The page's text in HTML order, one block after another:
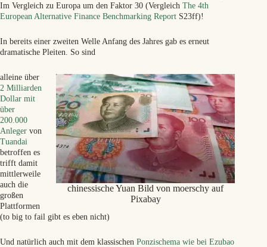
Im Vergleich zu Europa um den Faktor 30 (Vergleich The 4th
European Alternative Finance Benchmarking Report S23ff)!
In bereits einer zweiten Welle Anfang des Jahres gab es erneut
dramatische Pleiten. So sind
chinessische Yuan Bild von moerschy auf
Pixabay
alleine über
2 Milliarden
Dollar mit
über
200.000
Anleger von
Tuandai
betroffen es
trifft damit
mittlerweile
auch die
großen
Plattformen
(to big to fail gibt es eben nicht)
Und natürlich auch mit dem klassischen Ponzischema wie bei Ezubao